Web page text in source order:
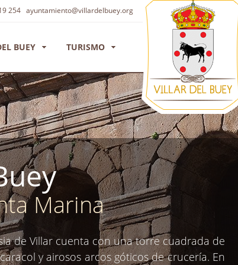
254 ayuntamiento@villardelbuey.org
BUEY TURISMO
Marina
de Villar cuenta con una torre cuadrada de
y airosos arcos góticos de crucería. En